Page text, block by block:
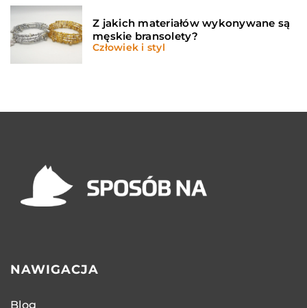
Z jakich materiałów wykonywane są
męskie bransolety?
Człowiek i styl
NAWIGACJA
Blog